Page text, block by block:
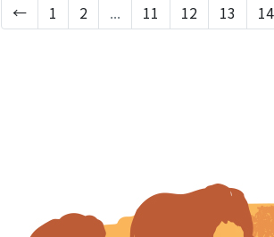
← 1 2 ... 11 12 13 14